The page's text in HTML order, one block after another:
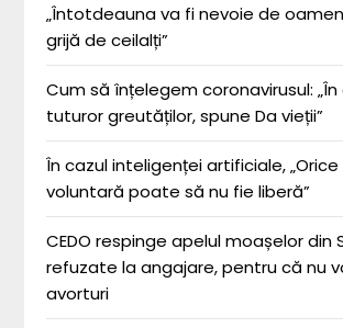
„Întotdeauna va fi nevoie de
grijă de ceilalți”
Cum să înțelegem coronavirusul:
tuturor greutăților, spune Da vieții”
În cazul inteligenței artificiale,
voluntară poate să nu fie liberă”
CEDO respinge apelul moașelor din
refuzate la angajare, pentru că nu
avorturi